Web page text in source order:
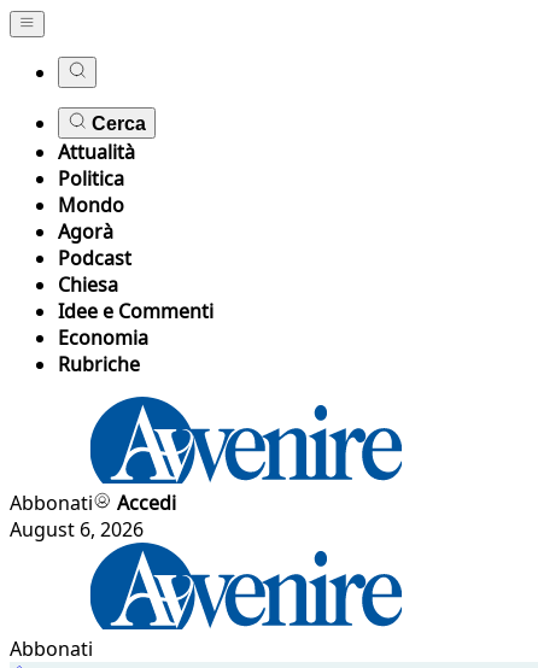
Cerca
Attualità
Politica
Mondo
Agorà
Podcast
Chiesa
Idee e Commenti
Economia
Rubriche
Abbonati
Accedi
August 6, 2026
Abbonati